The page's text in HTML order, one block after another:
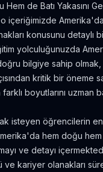
Öğrenmek için 30
gör. 7 yıldan fazla önce
Çekilmiş 7 Efsane
ve Dizi İzleyerek İngilizce
Tavsiyeler
7 yıldan fazla önce
de Batı Yakasını
içeriğimizde
konusunu detaylı
yolculuğunuzda
doğru bilgiye sahip
kritik bir öneme
boyutlarını uzman
isteyen öğrencilerin
hem doğu hem
ve detayı
ve kariyer olanakları